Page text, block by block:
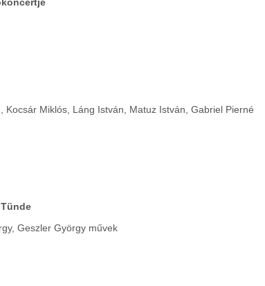
Miklós, Láng István, Matuz István, Gabriel Pierné
Geszler György művek